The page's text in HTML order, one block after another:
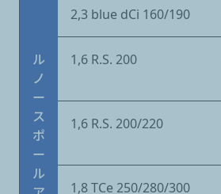
2,3 blue dCi 160/190
ル
ノ
ー
ス
ポ
ー
ル
1,6 R.S. 200
1,6 R.S. 200/220
1,8 TCe 250/280/300